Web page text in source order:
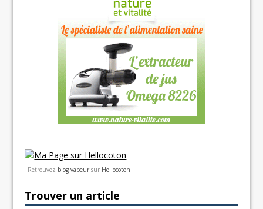
Retrouvez blog vapeur sur Hellocoton
Trouver un article